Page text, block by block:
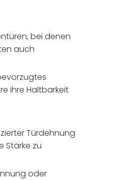
bei denen
auch
ihre Haltbarkeit
Türdehnung
Stärke zu
oder